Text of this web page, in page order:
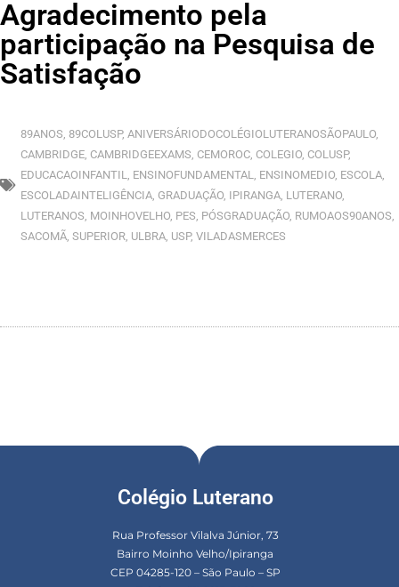
Agradecimento pela
participação na Pesquisa de
Satisfação
89ANOS 89COLUSP, ANIVERSÁRIODOCOLÉGIOLUTERANOSÃOPAULO
CAMBRIDGE CAMBRIDGEEXAMS CEMOROC COLEGIO COLUSP,
EDUCACAOINFANTIL
ENSINOFUNDAMENTAL ENSINOMEDIO ESCOLA
ESCOLADAINTELIGÊNCIA GRADUAÇÃO IPIRANGA LUTERANO
LUTERANOS MOINHOVELHO PES PÓSGRADUAÇÃO RUMOAOS90ANOS
SACOMÃ SUPERIOR ULBRA USP, VILADASMERCES
Colégio Luterano
Rua Professor Vilalva Júnior, 73
Bairro Moinho Velho/Ipiranga
CEP 04285-120 – São Paulo – SP